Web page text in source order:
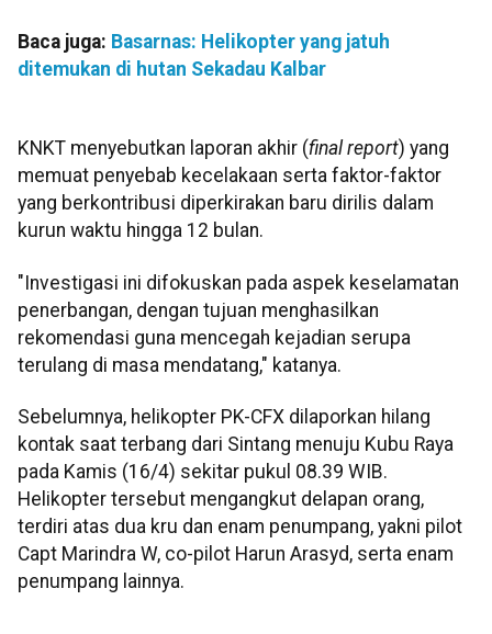
Baca juga: Basarnas: Helikopter yang jatuh
ditemukan di hutan Sekadau Kalbar
KNKT menyebutkan laporan akhir (final report) yang
memuat penyebab kecelakaan serta faktor-faktor
yang berkontribusi diperkirakan baru dirilis dalam
kurun waktu hingga 12 bulan.
"Investigasi ini difokuskan pada aspek keselamatan
penerbangan, dengan tujuan menghasilkan
rekomendasi guna mencegah kejadian serupa
terulang di masa mendatang," katanya.
Sebelumnya, helikopter PK-CFX dilaporkan hilang
kontak saat terbang dari Sintang menuju Kubu Raya
pada Kamis (16/4) sekitar pukul 08.39 WIB.
Helikopter tersebut mengangkut delapan orang,
terdiri atas dua kru dan enam penumpang, yakni pilot
Capt Marindra W, co-pilot Harun Arasyd, serta enam
penumpang lainnya.